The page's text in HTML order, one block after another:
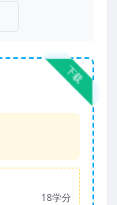
下载
18学分